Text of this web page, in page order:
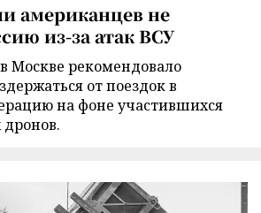
американцев не
из-за атак ВСУ
Москве рекомендовало
от поездок в
на фоне участившихся
дронов.